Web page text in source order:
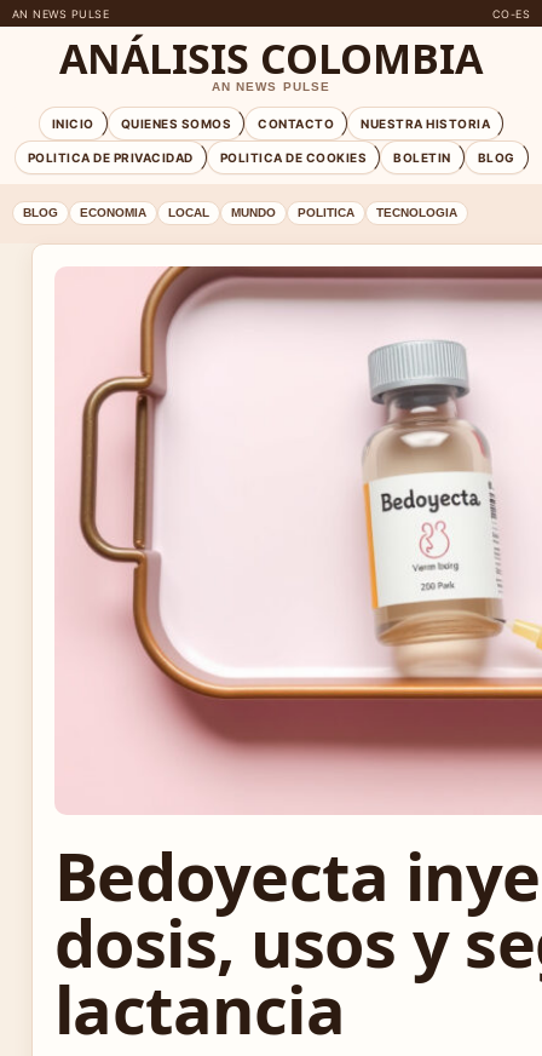
AN NEWS PULSE CO-ES
ANÁLISIS COLOMBIA
AN NEWS PULSE
INICIO QUIENES SOMOS CONTACTO NUESTRA HISTORIA
POLITICA DE PRIVACIDAD POLITICA DE COOKIES BOLETIN BLOG
BLOG ECONOMIA LOCAL MUNDO POLITICA TECNOLOGIA
Bedoyecta
dosis, usos y
lactancia